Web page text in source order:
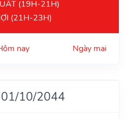
(19H-21H)
(21H-23H)
nay Ngày mai
01/10/2044